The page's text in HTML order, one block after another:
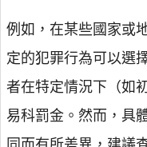
例如，在某些國家或
定的犯罪行為可以選
者在特定情況下（如
易科罰金。然而，具